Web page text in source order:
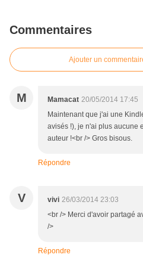
Commentaires
Ajouter un
M Mamacat 20/05/2014 17:45
Maintenant que j'ai une
avisés !), je n'ai plus aucune
auteur !<br /> Gros bisous.
Répondre
V vivi 26/03/2014 23:03
<br /> Merci d'avoir partagé
/>
Répondre